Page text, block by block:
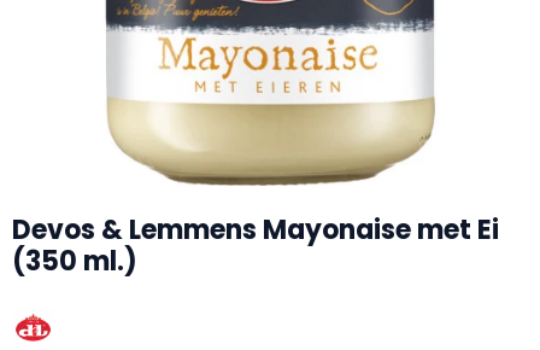
Devos & Lemmens Mayonaise met Ei
(350 ml.)